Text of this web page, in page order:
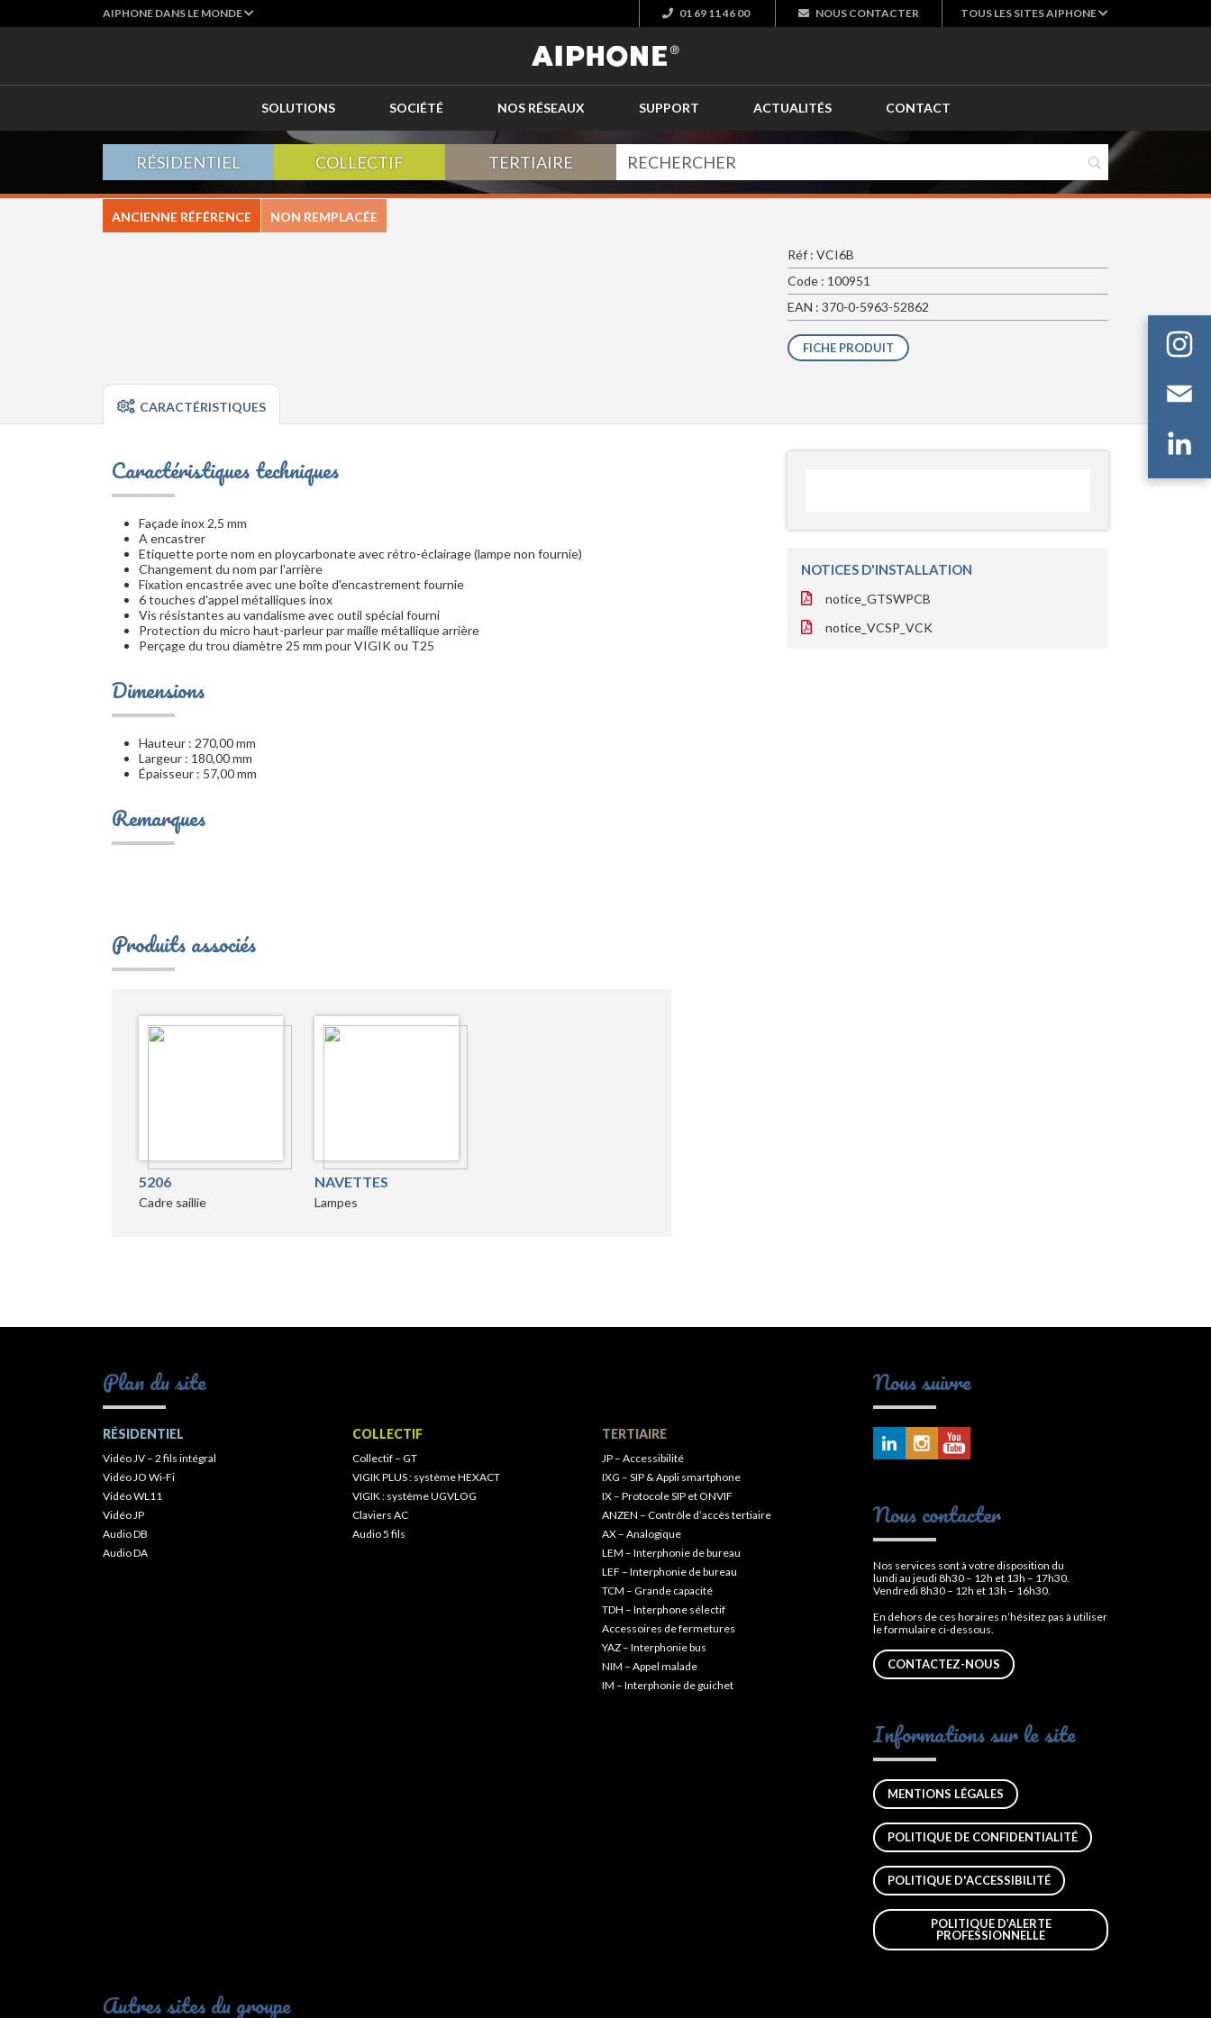
AIPHONE DANS LE MONDE 01 69 11 46 00 NOUS CONTACTER TOUS LES SITES AIPHONE
SOLUTIONS SOCIÉTÉ NOS RÉSEAUX SUPPORT ACTUALITÉS CONTACT
RÉSIDENTIEL COLLECTIF TERTIAIRE
ANCIENNE RÉFÉRENCE NON REMPLACÉE
Réf : VCI6B
Code : 100951
EAN : 370-0-5963-52862
FICHE PRODUIT
CARACTÉRISTIQUES
Caractéristiques techniques
Façade inox 2,5 mm
A encastrer
Etiquette porte nom en ploycarbonate avec rétro-éclairage (lampe non fournie)
Changement du nom par l'arrière
Fixation encastrée avec une boîte d'encastrement fournie
6 touches d'appel métalliques inox
Vis résistantes au vandalisme avec outil spécial fourni
Protection du micro haut-parleur par maille métallique arrière
Perçage du trou diamètre 25 mm pour VIGIK ou T25
Dimensions
Hauteur : 270,00 mm
Largeur : 180,00 mm
Épaisseur : 57,00 mm
Remarques
Produits associés
5206
Cadre saillie
NAVETTES
Lampes
NOTICES D'INSTALLATION
notice_GTSWPCB
notice_VCSP_VCK
Plan du site
RÉSIDENTIEL
Vidéo JV – 2 fils intégral
Vidéo JO Wi-Fi
Vidéo WL11
Vidéo JP
Audio DB
Audio DA
COLLECTIF
Collectif – GT
VIGIK PLUS : système HEXACT
VIGIK : système UGVLOG
Claviers AC
Audio 5 fils
TERTIAIRE
JP – Accessibilité
IXG – SIP & Appli smartphone
IX – Protocole SIP et ONVIF
ANZEN – Contrôle d’accès tertiaire
AX – Analogique
LEM – Interphonie de bureau
LEF – Interphonie de bureau
TCM – Grande capacité
TDH – Interphone sélectif
Accessoires de fermetures
YAZ – Interphonie bus
NIM – Appel malade
IM – Interphonie de guichet
Nous suivre
Nous contacter
Nos services sont à votre disposition du
lundi au jeudi 8h30 – 12h et 13h – 17h30.
Vendredi 8h30 – 12h et 13h – 16h30.
En dehors de ces horaires n’hésitez pas à utiliser
le formulaire ci-dessous.
CONTACTEZ-NOUS
Informations sur le site
MENTIONS LÉGALES
POLITIQUE DE CONFIDENTIALITÉ
POLITIQUE D'ACCESSIBILITÉ
POLITIQUE D’ALERTE
PROFESSIONNELLE
Autres sites du groupe